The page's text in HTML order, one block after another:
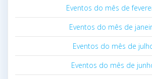
Eventos do mês de
Eventos do mês de
Eventos do mês de
Eventos do mês de